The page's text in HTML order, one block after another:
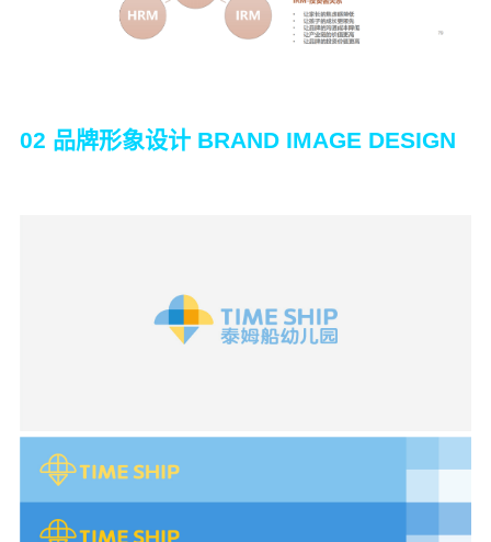
02 品牌形象设计 BRAND IMAGE DESIGN